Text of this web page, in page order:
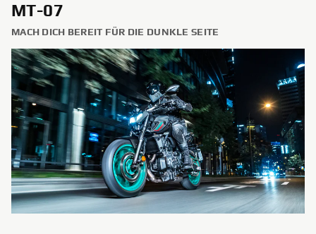
MT-07
MACH DICH BEREIT FÜR DIE DUNKLE SEITE